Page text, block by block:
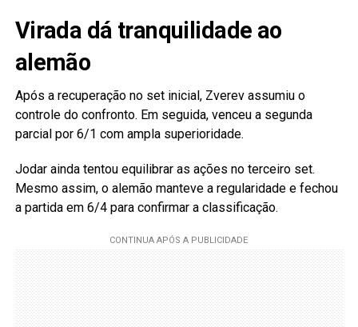
Virada dá tranquilidade ao
alemão
Após a recuperação no set inicial, Zverev assumiu o
controle do confronto. Em seguida, venceu a segunda
parcial por 6/1 com ampla superioridade.
Jodar ainda tentou equilibrar as ações no terceiro set.
Mesmo assim, o alemão manteve a regularidade e fechou
a partida em 6/4 para confirmar a classificação.